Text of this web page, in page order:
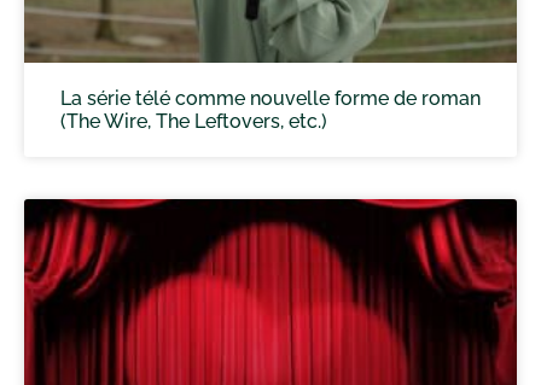
La série télé comme nouvelle forme de roman
(The Wire, The Leftovers, etc.)